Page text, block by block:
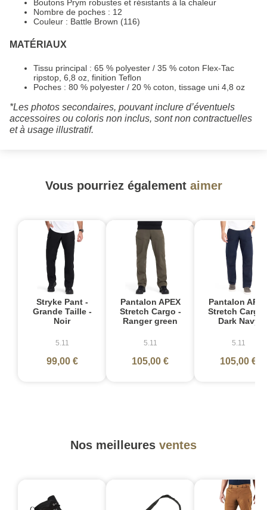
Boutons Prym robustes et résistants à la chaleur
Nombre de poches : 12
Couleur : Battle Brown (116)
MATÉRIAUX
Tissu principal : 65 % polyester / 35 % coton Flex-Tac
ripstop, 6,8 oz, finition Teflon
Poches : 80 % polyester / 20 % coton, tissage uni 4,8 oz
*Les photos secondaires, pouvant inclure d’éventuels
accessoires ou coloris non inclus, sont non contractuelles
et à usage illustratif.
Vous pourriez également aimer
Stryke Pant -
Grande Taille -
Noir
5.11
99,00 €
Pantalon APEX
Stretch Cargo -
Ranger green
5.11
105,00 €
Pantalon
Stretch Cargo
Dark Navy
5.11
105,00 €
Nos meilleures ventes